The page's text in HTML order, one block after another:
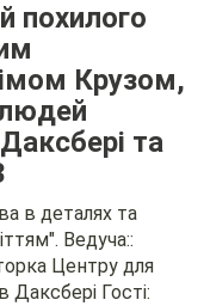
похилого
Крузом,
та
в деталях та
Ведуча::
Центру для
Даксбері Гості: